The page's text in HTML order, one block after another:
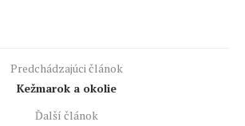
Predchádzajúci článok
Kežmarok a okolie
Ďalší článok